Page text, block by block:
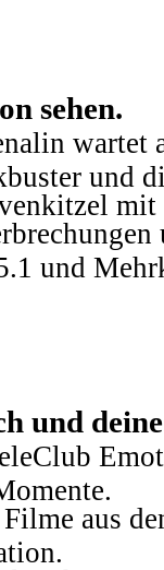
sehen.
wartet
und
und
und
aus